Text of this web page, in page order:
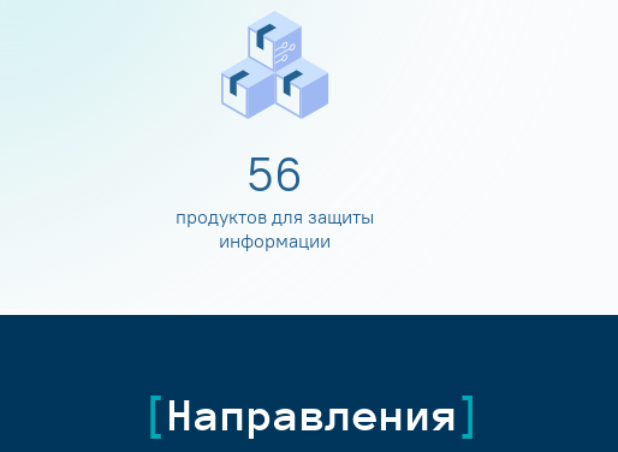
60
продуктов для защиты
информации
Направления